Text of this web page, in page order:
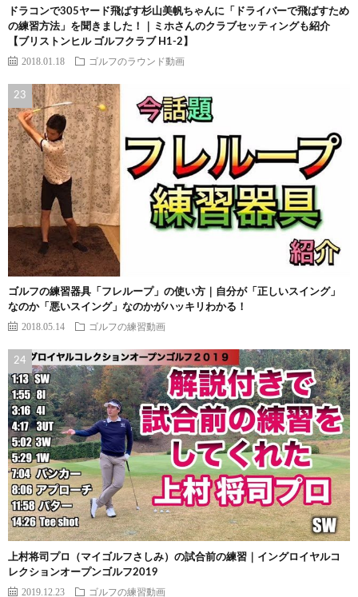
ドラコンで305ヤード飛ばす杉山美帆ちゃんに「ドライバーで飛ばすため
の練習方法」を聞きました！｜ミホさんのクラブセッティングも紹介
【ブリストンヒル ゴルフクラブ H1-2】
2018.01.18 ゴルフのラウンド動画
ゴルフの練習器具「フレループ」の使い方｜自分が「正しいスイング」
なのか「悪いスイング」なのかがハッキリわかる！
2018.05.14 ゴルフの練習動画
上村将司プロ（マイゴルフさしみ）の試合前の練習｜イングロイヤルコ
レクションオープンゴルフ2019
2019.12.23 ゴルフの練習動画